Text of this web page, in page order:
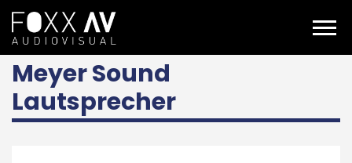
DE meyer sound lautsprecher
Meyer Sound
Lautsprecher